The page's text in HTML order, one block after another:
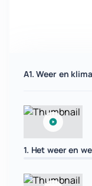
A1. Weer en
1. Het weer en